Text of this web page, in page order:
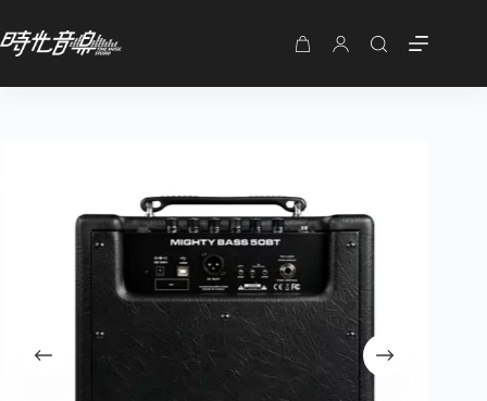
NT$8,900 加入購物車
購
物